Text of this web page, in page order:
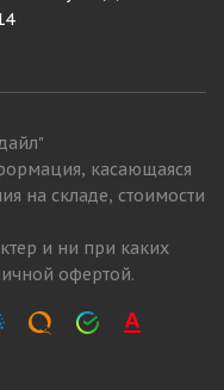
касающаяся
на складе, стоимости
и ни при каких
офертой.